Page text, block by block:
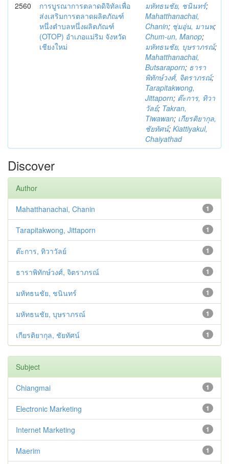
2560
การบูรณาการตลาดดิจิทัลเพื่อ
ส่งเสริมการตลาดผลิตภัณฑ์
หนึ่งตำบลหนึ่งผลิตภัณฑ์
(OTOP) อำเภอแม่ริม จังหวัด
เชียงใหม่
มหัทธนชัย, ชนินทร์;
Mahatthanachai,
Chanin; ชุ่มอุ่น, มานพ;
Chum-un, Manop;
มหัทธนชัย, บุษราภรณ์;
Mahatthanachai,
Butsaraporn; ธารา
พิทักษ์วงศ์, จิตราภรณ์;
Tarapitakwong,
Jittaporn; ต๊ะการ, ทิวา
วัลย์; Takran,
Tiwawan; เกียรติยากุล,
ชัยทัศน์; Kiattiyakul,
Chaiyathad
Discover
Author
1
Mahatthanachai, Chanin
1
Tarapitakwong, Jittaporn
1
ต๊ะการ, ทิวาวัลย์
1
ธาราพิทักษ์วงศ์, จิตราภรณ์
1
มหัทธนชัย, ชนินทร์
1
มหัทธนชัย, บุษราภรณ์
1
เกียรติยากุล, ชัยทัศน์
Subject
1
Chiangmai
1
Electronic Marketing
1
Internet Marketing
1
Maerim